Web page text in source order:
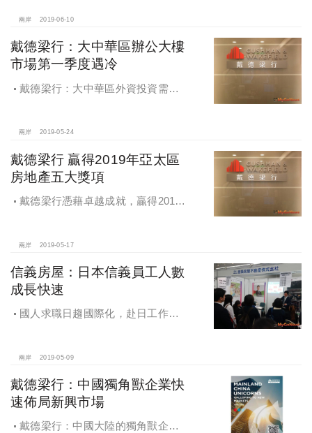
兩岸 2019-06-10
戴德梁行：大中華區辦公大樓
市場第一季度遇冷
戴德梁行：大中華區外資投資需求
兩岸 2019-05-24
戴德梁行 贏得2019年亞太區
房地產五大獎項
戴德梁行憑藉卓越成就，贏得2019
兩岸 2019-05-17
信義房屋：日本信義員工人數
成長快速
國人求職日趨國際化，赴日工作者
兩岸 2019-05-09
戴德梁行：中國獨角獸企業快
速佈局新興市場
戴德梁行：中國大陸的獨角獸企業–